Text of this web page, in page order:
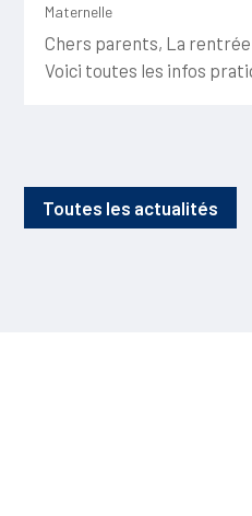
Maternelle
Chers parents, La
Voici toutes les infos
Toutes les actualités